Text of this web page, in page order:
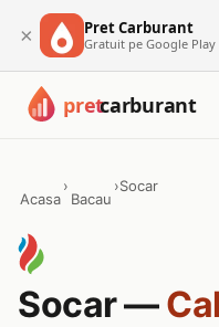
× Pret Carburant
Gratuit pe Google Play
Acasa
›
Bacau
›Socar
Socar —